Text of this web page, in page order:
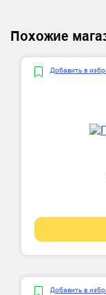
Похожие
Добавить в
Добавить в